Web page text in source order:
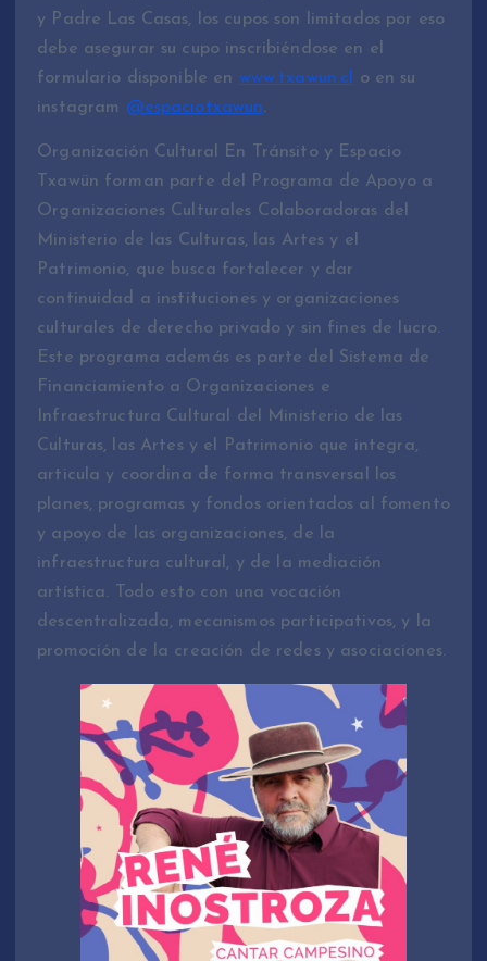
y Padre Las Casas, los cupos son limitados por eso
debe asegurar su cupo inscribiéndose en el
formulario disponible en www.txawun.cl
o en su
instagram @espaciotxawun.
Organización Cultural En Tránsito y Espacio
Txawün forman parte del Programa de Apoyo a
Organizaciones Culturales Colaboradoras del
Ministerio de las Culturas, las Artes y el
Patrimonio, que busca fortalecer y dar
continuidad a instituciones y organizaciones
culturales de derecho privado y sin fines de lucro.
Este programa además es parte del Sistema de
Financiamiento a Organizaciones e
Infraestructura Cultural del Ministerio de las
Culturas, las Artes y el Patrimonio que integra,
articula y coordina de forma transversal los
planes, programas y fondos orientados al fomento
y apoyo de las organizaciones, de la
infraestructura cultural, y de la mediación
artística. Todo esto con una vocación
descentralizada, mecanismos participativos, y la
promoción de la creación de redes y asociaciones.